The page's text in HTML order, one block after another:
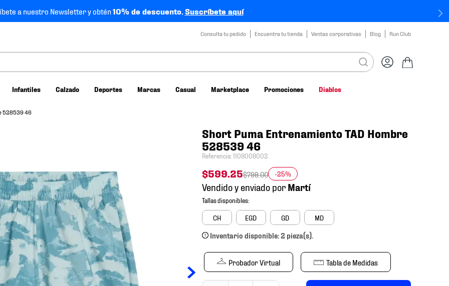
a nuestro Newsletter y obtén10% de descuento.Suscríbete aquí
Consulta tu pedido Encuentra tu tienda Ventas corporativas Blog Run Club
Infantiles Calzado Deportes Marcas Casual Marketplace Promociones Diablos
528539 46
Short Puma Entrenamiento TAD Hombre
528539 46
Referencia:1108008002
$599.25$799.00 -25%
Vendido y enviado por
CH EGD GD MD
Inventario disponible: 2 pieza(s).
Probador Virtual Tabla de Medidas